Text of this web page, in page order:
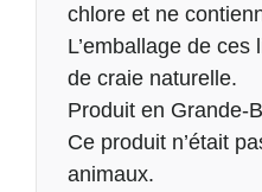
chlore et ne
L’emballage de
de craie naturelle.
Produit en Grande-
Ce produit n’était
animaux.